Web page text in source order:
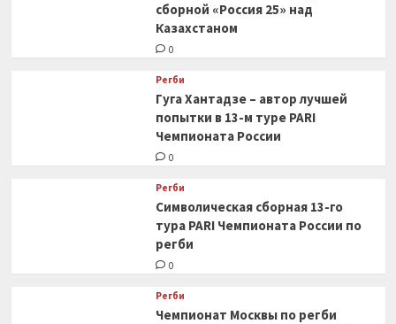
сборной «Россия 25» над
Казахстаном
0
Регби
Гуга Хантадзе – автор лучшей
попытки в 13-м туре PARI
Чемпионата России
0
Регби
Символическая сборная 13-го
тура PARI Чемпионата России по
регби
0
Регби
Чемпионат Москвы по регби